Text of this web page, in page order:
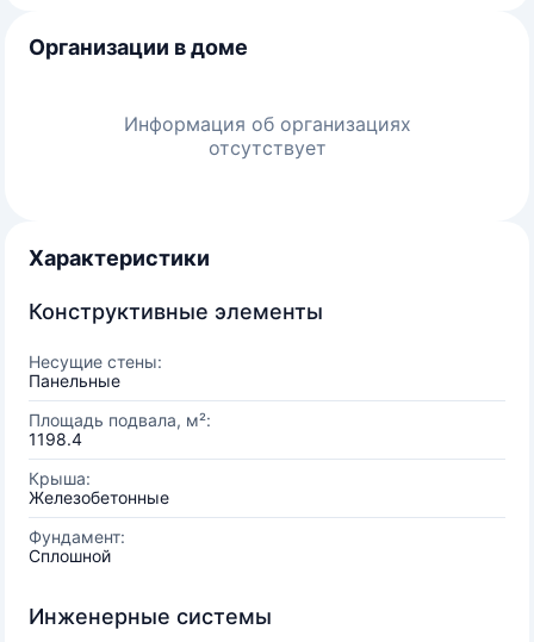
Организации в доме
Информация об организациях
отсутствует
Характеристики
Конструктивные элементы
Несущие стены:
Панельные
Площадь подвала, м²:
1198.4
Крыша:
Железобетонные
Фундамент:
Сплошной
Инженерные системы